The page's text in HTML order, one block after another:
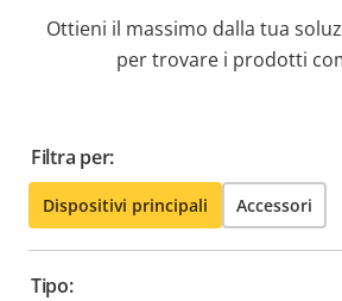
Ottieni il massimo dalla tua
per trovare i prodotti
Filtra per:
Dispositivi principali Accessori
Tipo: